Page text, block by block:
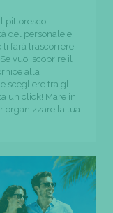
pittoresco
del personale e i
farà trascorrere
vuoi scoprire il
alla
scegliere tra gli
un click! Mare in
organizzare la tua